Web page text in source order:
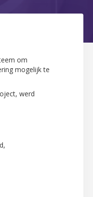
om
mogelijk te
werd